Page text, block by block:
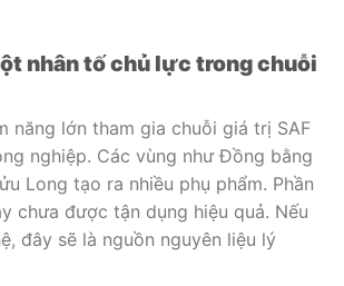
nhân tố chủ lực trong chuỗi
năng lớn tham gia chuỗi giá trị SAF
nghiệp. Các vùng như Đồng bằng
Long tạo ra nhiều phụ phẩm. Phần
chưa được tận dụng hiệu quả. Nếu
đây sẽ là nguồn nguyên liệu lý